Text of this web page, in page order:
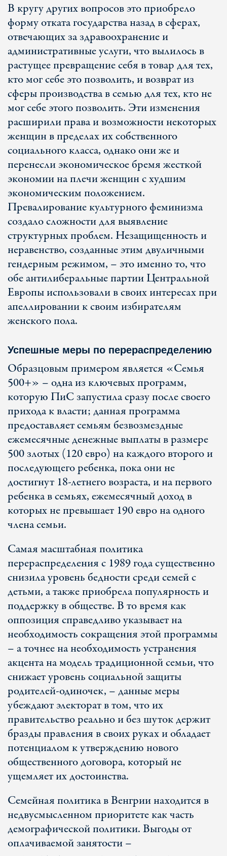
В кругу других вопросов это приобрело
форму отката государства назад в сферах,
отвечающих за здравоохранение и
административные услуги, что вылилось в
растущее превращение себя в товар для тех,
кто мог себе это позволить, и возврат из
сферы производства в семью для тех, кто не
мог себе этого позволить. Эти изменения
расширили права и возможности некоторых
женщин в пределах их собственного
социального класса, однако они же и
перенесли экономическое бремя жесткой
экономии на плечи женщин с худшим
экономическим положением.
Превалирование культурного феминизма
создало сложности для выявление
структурных проблем. Незащищенность и
неравенство, созданные этим двуличными
гендерным режимом, – это именно то, что
обе антилиберальные партии Центральной
Европы использовали в своих интересах при
апеллировании к своим избирателям
женского пола.
Успешные меры по перераспределению
Образцовым примером является «Семья
500+» – одна из ключевых программ,
которую ПиС запустила сразу после своего
прихода к власти; данная программа
предоставляет семьям безвозмездные
ежемесячные денежные выплаты в размере
500 злотых (120 евро) на каждого второго и
последующего ребенка, пока они не
достигнут 18-летнего возраста, и на первого
ребенка в семьях, ежемесячный доход в
которых не превышает 190 евро на одного
члена семьи.
Самая масштабная политика
перераспределения с 1989 года существенно
снизила уровень бедности среди семей с
детьми, а также приобрела популярность и
поддержку в обществе. В то время как
оппозиция справедливо указывает на
необходимость сокращения этой программы
– а точнее на необходимость устранения
акцента на модель традиционной семьи, что
снижает уровень социальной защиты
родителей-одиночек, – данные меры
убеждают электорат в том, что их
правительство реально и без шуток держит
бразды правления в своих руках и обладает
потенциалом к утверждению нового
общественного договора, который не
ущемляет их достоинства.
Семейная политика в Венгрии находится в
недвусмысленном приоритете как часть
демографической политики. Выгоды от
оплачиваемой занятости –